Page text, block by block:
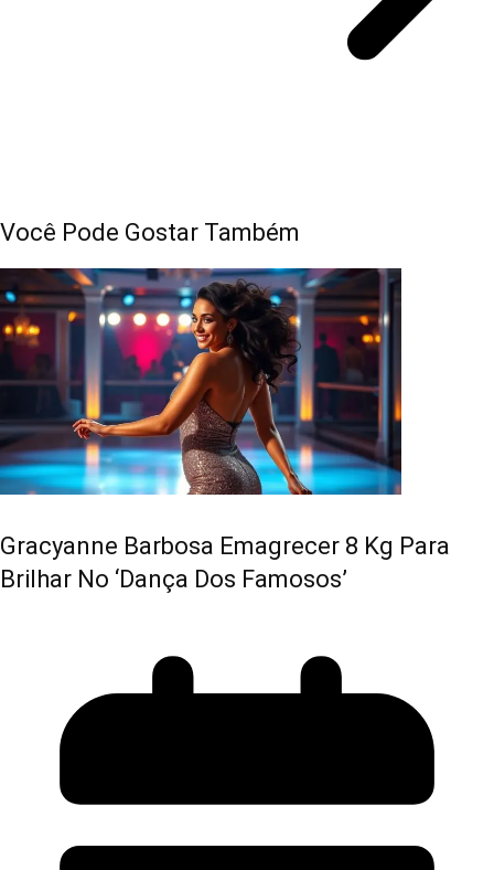
Você Pode Gostar Também
Gracyanne Barbosa Emagrecer 8 Kg Para
Brilhar No ‘Dança Dos Famosos’